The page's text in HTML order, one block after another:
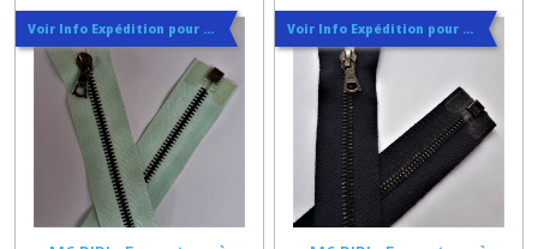
Voir Info Expédition pour Régler les Frais de Port au Meilleur Prix , En haut d'ecran à Droite Voir Info Expédition pour Régler les Frais de Port au Meilleur Prix , En haut d'ecran à Droite